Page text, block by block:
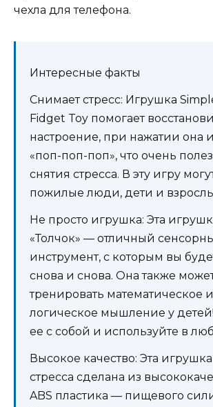
чехла для телефона.
Интересные факты
Снимает стресс: Игрушка
Fidget Toy помогает
настроение, при нажатии она
«поп-поп-поп», что очень
снятия стресса. В эту игру
пожилые люди, дети и
Не просто игрушка: Эта
«Толчок» — отличный
инструмент, с которым вы
снова и снова. Она также
тренировать математическое и
логическое мышление у
ее с собой и используйте в
Высокое качество: Эта
стресса сделана из
ABS пластика — пищевого